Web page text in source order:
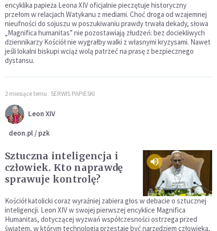
encyklika papieża Leona XIV oficjalnie pieczętuje historyczny
przełom w relacjach Watykanu z mediami. Choć droga od wzajemnej
nieufności do sojuszu w poszukiwaniu prawdy trwała dekady, słowa
„Magnifica humanitas” nie pozostawiają złudzeń: bez dociekliwych
dziennikarzy Kościół nie wygrałby walki z własnymi kryzysami. Nawet
jeśli lokalni biskupi wciąż wolą patrzeć na prasę z bezpiecznego
dystansu.
2 miesiące temu SERWIS PAPIESKI
Leon XIV
deon.pl / pzk
Sztuczna inteligencja i
człowiek. Kto naprawdę
sprawuje kontrolę?
Kościół katolicki coraz wyraźniej zabiera głos w debacie o sztucznej
inteligencji. Leon XIV w swojej pierwszej encyklice Magnifica
Humanitas, dotyczącej wyzwań współczesności ostrzega przed
światem, w którym technologia przestaje być narzędziem człowieka,